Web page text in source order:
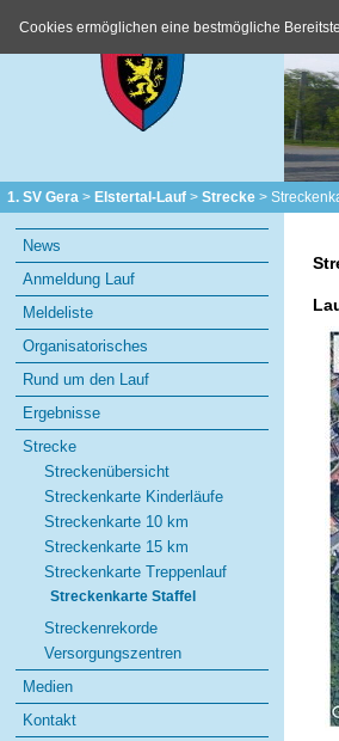
1. SV Gera Elstertal-Lauf Strecke
Navigation
überspringen
News
Anmeldung Lauf
Meldeliste
Organisatorisches
Rund um den Lauf
Ergebnisse
Strecke
Streckenübersicht
Streckenkarte Kinderläufe
Streckenkarte 10 km
Streckenkarte 15 km
Streckenkarte Treppenlauf
Streckenkarte Staffel
Streckenrekorde
Versorgungszentren
Medien
Kontakt
Cookies ermöglichen eine bestmögliche